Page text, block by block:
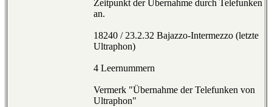
Zeitpunkt der Übernahme durch Telefunken
an.
18240 / 23.2.32 Bajazzo-Intermezzo (letzte
Ultraphon)
4 Leernummern
Vermerk "Übernahme der Telefunken von
Ultraphon"